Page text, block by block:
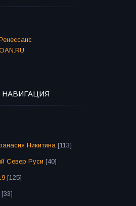
НАВИГАЦИЯ
Никитина [113]
Север Руси [40]
[125]
[33]